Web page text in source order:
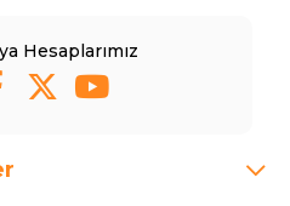
Hesaplarımız